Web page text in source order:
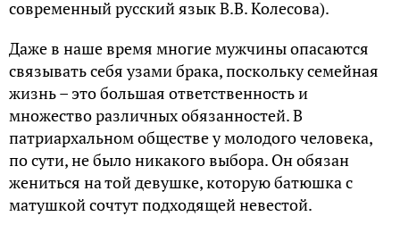
современный русский язык В.В. Колесова).
Даже в наше время многие мужчины опасаются
связывать себя узами брака, поскольку семейная
жизнь – это большая ответственность и
множество различных обязанностей. В
патриархальном обществе у молодого человека,
по сути, не было никакого выбора. Он обязан
жениться на той девушке, которую батюшка с
матушкой сочтут подходящей невестой.